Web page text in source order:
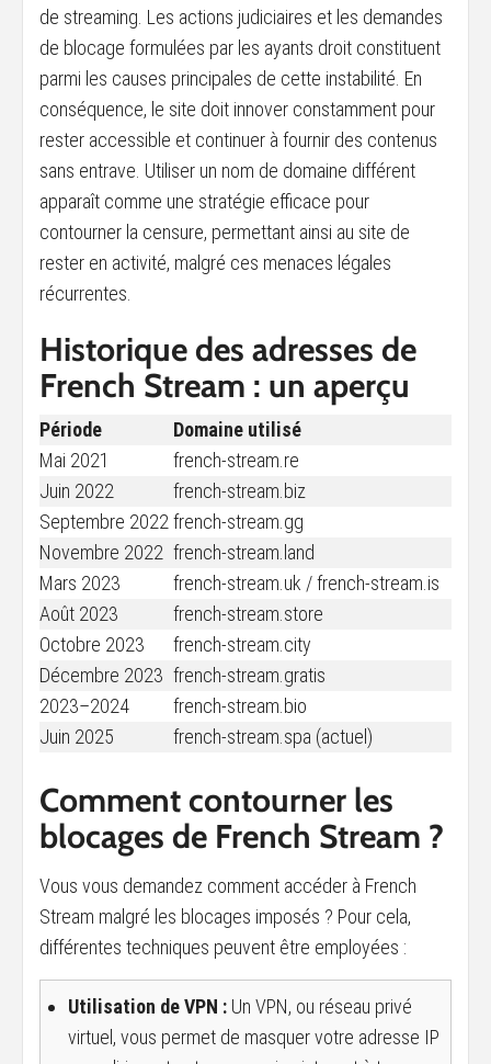
de streaming. Les actions judiciaires et les demandes
de blocage formulées par les ayants droit constituent
parmi les causes principales de cette instabilité. En
conséquence, le site doit innover constamment pour
rester accessible et continuer à fournir des contenus
sans entrave. Utiliser un nom de domaine différent
apparaît comme une stratégie efficace pour
contourner la censure, permettant ainsi au site de
rester en activité, malgré ces menaces légales
récurrentes.
Historique des adresses de
French Stream : un aperçu
Période
Domaine utilisé
Mai 2021
french-stream.re
Juin 2022
french-stream.biz
Septembre 2022 french-stream.gg
Novembre 2022 french-stream.land
Mars 2023
french-stream.uk / french-stream.is
Août 2023
french-stream.store
Octobre 2023
french-stream.city
Décembre 2023 french-stream.gratis
2023–2024
french-stream.bio
Juin 2025
french-stream.spa (actuel)
Comment contourner les
blocages de French Stream ?
Vous vous demandez comment accéder à French
Stream malgré les blocages imposés ? Pour cela,
différentes techniques peuvent être employées :
Utilisation de VPN : Un VPN, ou réseau privé
virtuel, vous permet de masquer votre adresse IP